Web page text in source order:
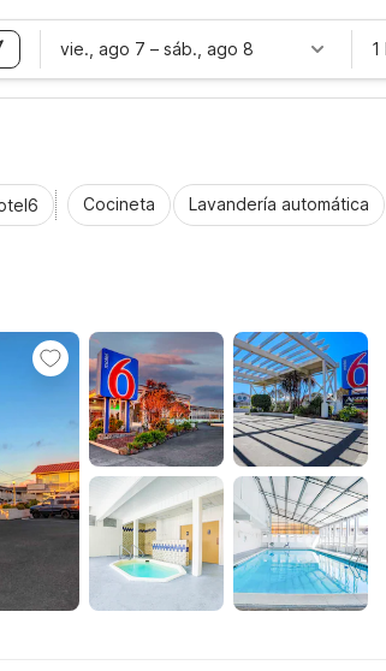
vie., ago 7 – sáb., ago 8 1
Cocineta Lavandería automática